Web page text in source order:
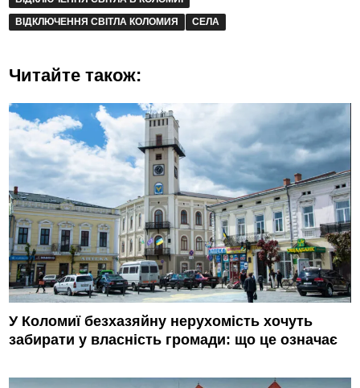
ВІДКЛЮЧЕННЯ СВІТЛА КОЛОМИЯ
СЕЛА
Читайте також:
У Коломиї безхазяйну нерухомість хочуть
забирати у власність громади: що це означає